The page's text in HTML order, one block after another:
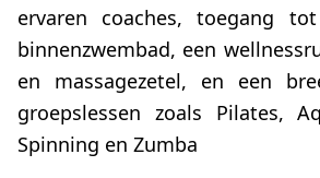
ervaren coaches, toegang
binnenzwembad, een
en massagezetel, en een
groepslessen zoals Pilates,
Spinning en Zumba